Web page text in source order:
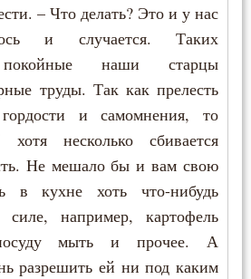
– Что делать? Это и у нас
и случается. Таких
наши старцы
труды. Так как прелесть
и самомнения, то
несколько сбивается
Не мешало бы и вам свою
в кухне хоть что-нибудь
например, картофель
мыть и прочее. А
разрешить ей ни под каким